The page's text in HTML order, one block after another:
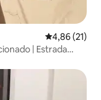
4,86 de uma
4,86 (21)
| Estrada